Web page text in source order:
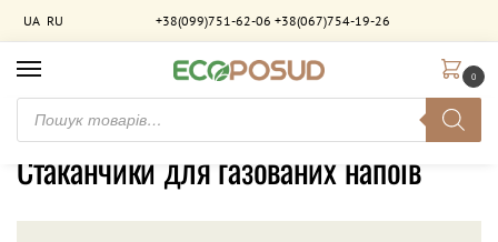
UA RU +38(099)751-62-06 +38(067)754-19-26
0
Головна / Товари з позначками “Стаканчики для газованих напоїв”
Стаканчики для газованих напоїв